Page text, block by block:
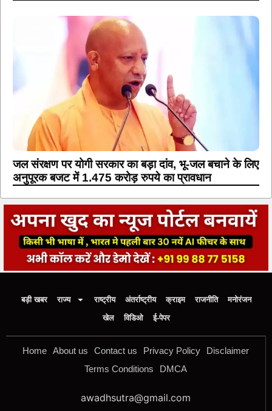
जल संरक्षण पर योगी सरकार का बड़ा दांव, भू-जल बचाने के लिए
अनुपूरक बजट में 1.475 करोड़ रुपये का प्रावधान
बड़ी खबर राज्य राष्ट्रीय अंतर्राष्ट्रीय क्राइम राजनीति
मनोरंजन
खेल
विडिओ ई-पेपर
Home About us Contact us Privacy Policy
Disclaimer
Terms Conditions
DMCA
awadhsutra@gmail.com